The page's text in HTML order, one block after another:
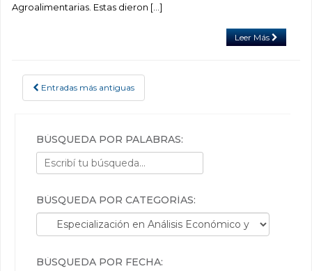
Agroalimentarias. Estas dieron […]
Leer Más
POSTS NAVIGATION
Entradas más antiguas
BÚSQUEDA POR PALABRAS:
BÚSQUEDA POR CATEGORÍAS:
Búsqueda por categorías:
BÚSQUEDA POR FECHA: